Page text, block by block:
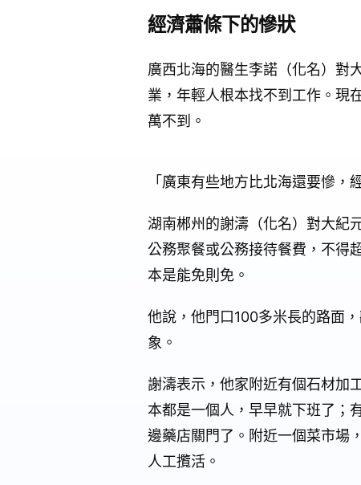
經濟蕭條下的慘狀
廣西北海的醫生李諾（化名）對
業，年輕人根本找不到工作。現
萬不到。
「廣東有些地方比北海還要慘，
湖南郴州的謝濤（化名）對大紀
公務聚餐或公務接待餐費，不得
本是能免則免。
他說，他門口100多米長的路面
象。
謝濤表示，他家附近有個石材加
本都是一個人，早早就下班了；
邊藥店關門了。附近一個菜市場
人工攬活。